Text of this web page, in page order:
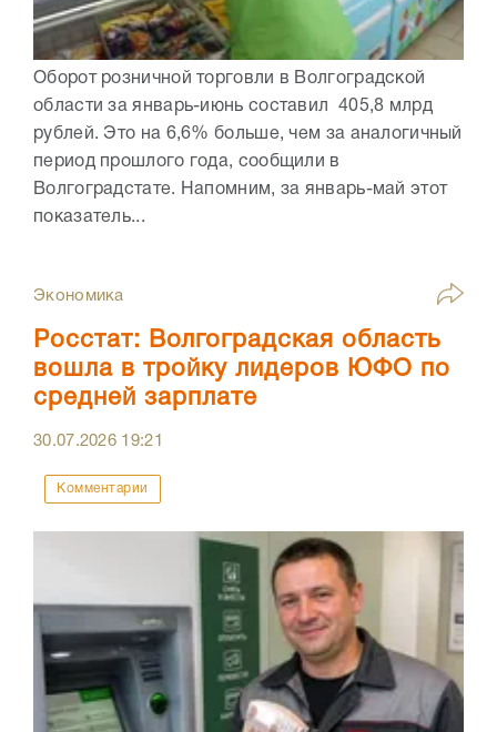
Оборот розничной торговли в Волгоградской
области за январь-июнь составил 405,8 млрд
рублей. Это на 6,6% больше, чем за аналогичный
период прошлого года, сообщили в
Волгоградстате. Напомним, за январь-май этот
показатель...
Экономика
Росстат: Волгоградская область
вошла в тройку лидеров ЮФО по
средней зарплате
30.07.2026 19:21
Комментарии